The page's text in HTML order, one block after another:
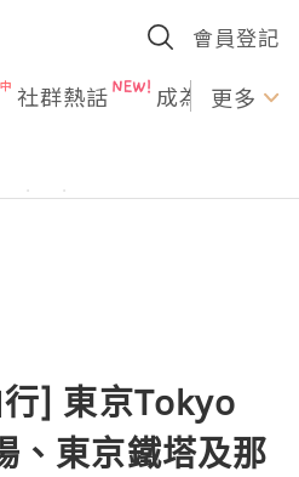
會員登記
社群熱話 成為U更多
] 東京Tokyo
、東京鐵塔及那